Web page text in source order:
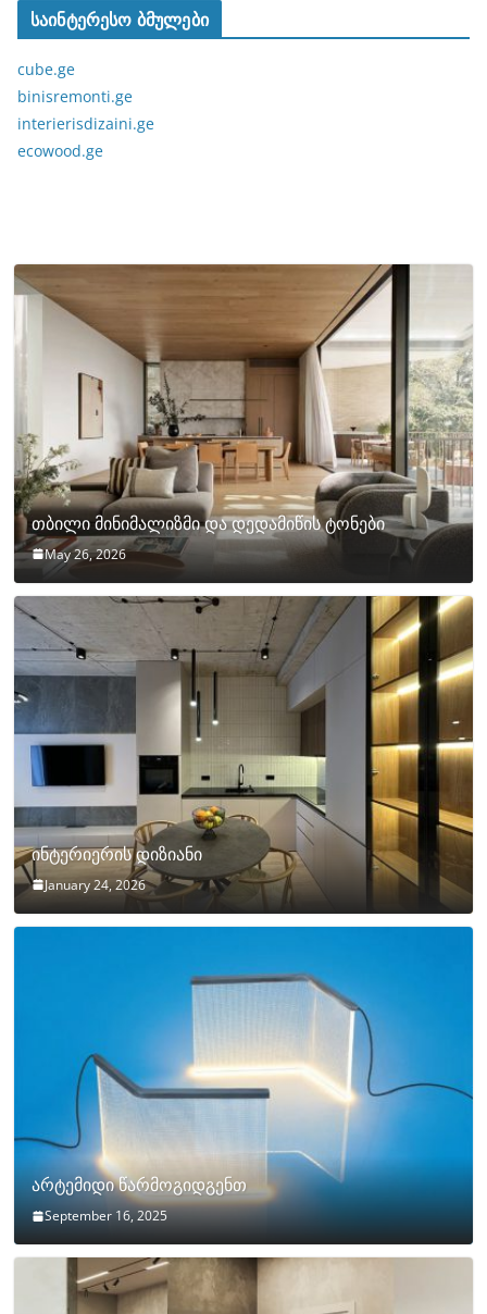
საინტერესო ბმულები
cube.ge
binisremonti.ge
interierisdizaini.ge
ecowood.ge
თბილი მინიმალიზმი და დედამიწის ტონები
May 26, 2026
ინტერიერის დიზიანი
January 24, 2026
არტემიდი წარმოგიდგენთ
September 16, 2025